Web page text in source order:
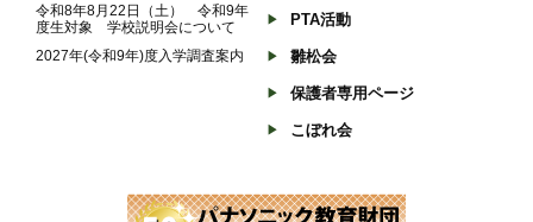
令和8年8月22日（土） 令和9年
度生対象 学校説明会について
2027年(令和9年)度入学調査案内
PTA活動
雛松会
保護者専用ページ
こぼれ会